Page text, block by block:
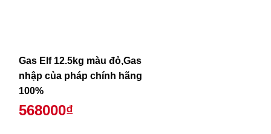
Gas Elf 12.5kg màu đỏ,Gas
nhập của pháp chính hãng
100%
568000₫